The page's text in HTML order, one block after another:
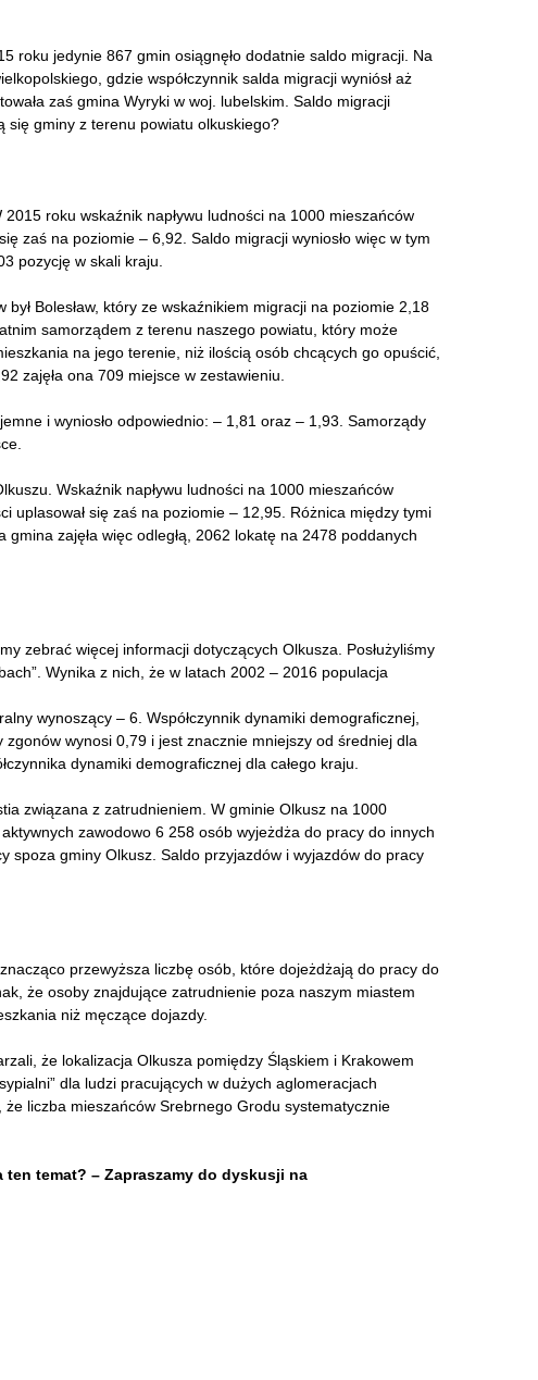
roku jedynie 867 gmin osiągnęło dodatnie saldo migracji. Na
gdzie współczynnik salda migracji wyniósł aż
zaś gmina Wyryki w woj. lubelskim. Saldo migracji
się gminy z terenu powiatu olkuskiego?
roku wskaźnik napływu ludności na 1000 mieszańców
zaś na poziomie – 6,92. Saldo migracji wyniosło więc w tym
pozycję w skali kraju.
Bolesław, który ze wskaźnikiem migracji na poziomie 2,18
samorządem z terenu naszego powiatu, który może
na jego terenie, niż ilością osób chcących go opuścić,
zajęła ona 709 miejsce w zestawieniu.
i wyniosło odpowiednio: – 1,81 oraz – 1,93. Samorządy
Wskaźnik napływu ludności na 1000 mieszańców
uplasował się zaś na poziomie – 12,95. Różnica między tymi
zajęła więc odległą, 2062 lokatę na 2478 poddanych
zebrać więcej informacji dotyczących Olkusza. Posłużyliśmy
Wynika z nich, że w latach 2002 – 2016 populacja
wynoszący – 6. Współczynnik dynamiki demograficznej,
wynosi 0,79 i jest znacznie mniejszy od średniej dla
dynamiki demograficznej dla całego kraju.
związana z zatrudnieniem. W gminie Olkusz na 1000
zawodowo 6 258 osób wyjeżdża do pracy do innych
spoza gminy Olkusz. Saldo przyjazdów i wyjazdów do pracy
przewyższa liczbę osób, które dojeżdżają do pracy do
że osoby znajdujące zatrudnienie poza naszym miastem
niż męczące dojazdy.
że lokalizacja Olkusza pomiędzy Śląskiem i Krakowem
dla ludzi pracujących w dużych aglomeracjach
liczba mieszańców Srebrnego Grodu systematycznie
temat? – Zapraszamy do dyskusji na